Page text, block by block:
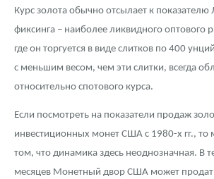
Курс золота обычно отсылает к показателю
фиксинга – наиболее ликвидного оптового
где он торгуется в виде слитков по 400
с меньшим весом, чем эти слитки, всегда
относительно спотового курса.
Если посмотреть на показатели продаж
инвестиционных монет США с 1980-х гг., то
том, что динамика здесь неоднозначная. В
месяцев Монетный двор США может